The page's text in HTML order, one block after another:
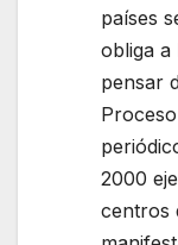
países
obliga a
pensar
2000
centros